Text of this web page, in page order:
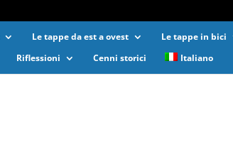
Le tappe da est a ovest Le tappe in bici
Riflessioni Cenni storici Italiano